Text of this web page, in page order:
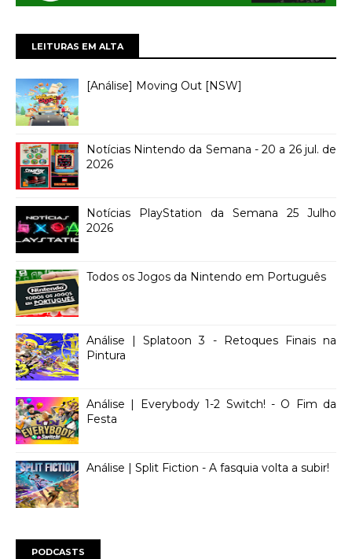
LEITURAS EM ALTA
[Análise] Moving Out [NSW]
Notícias Nintendo da Semana - 20 a 26 jul. de
2026
Notícias PlayStation da Semana 25 Julho
2026
Todos os Jogos da Nintendo em Português
Análise | Splatoon 3 - Retoques Finais na
Pintura
Análise | Everybody 1-2 Switch! - O Fim da
Festa
Análise | Split Fiction - A fasquia volta a subir!
PODCASTS